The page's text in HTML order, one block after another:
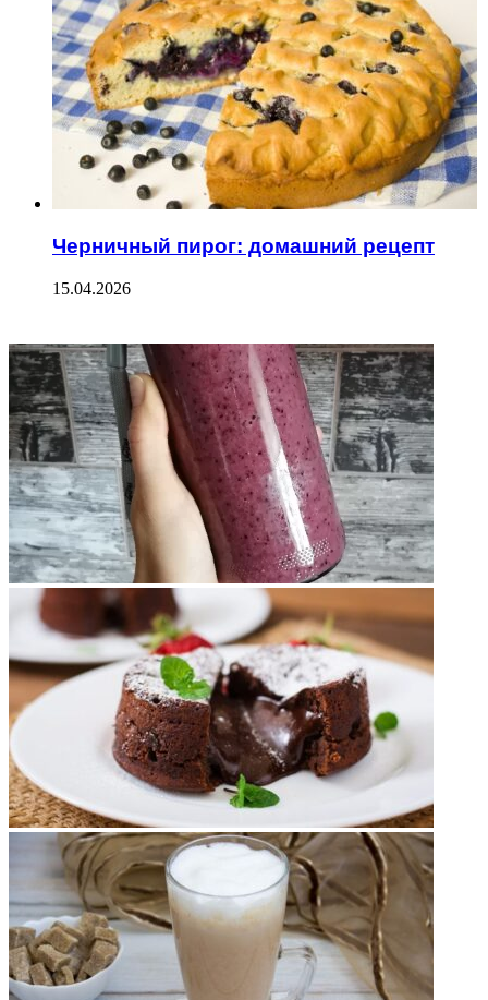
Черничный пирог: домашний рецепт
15.04.2026